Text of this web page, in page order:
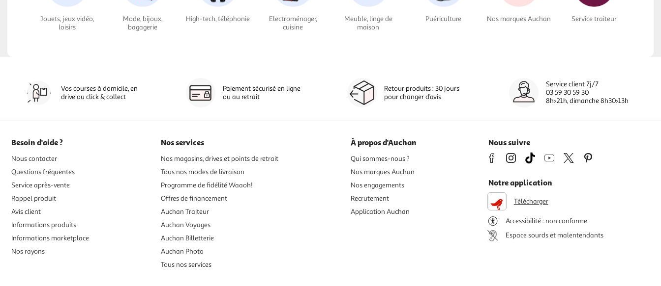
Jouets, jeux vidéo,
loisirs
Mode, bijoux,
bagagerie
High-tech, téléphonie
Electroménager,
cuisine
Meuble, linge de
maison
Puériculture Nos marques Auchan Service traiteur
Vos courses à domicile, en
drive ou click & collect
Paiement sécurisé en ligne
ou au retrait
Retour produits : 30 jours
pour changer d’avis
Service client 7j/7
03 59 30 59 30
8h>21h, dimanche 8h30>13h
Besoin d'aide ?
Nous contacter
Questions fréquentes
Service après-vente
Rappel produit
Avis client
Informations produits
Informations marketplace
Nos rayons
Nos services
Nos magasins, drives et points de retrait
Tous nos modes de livraison
Programme de fidélité Waaoh!
Offres de financement
Auchan Traiteur
Auchan Voyages
Auchan Billetterie
Auchan Photo
Tous nos services
À propos d'Auchan
Qui sommes-nous ?
Nos marques Auchan
Nos engagements
Recrutement
Application Auchan
Nous suivre
Notre application
Télécharger
Accessibilité : non conforme
Espace sourds et malentendants